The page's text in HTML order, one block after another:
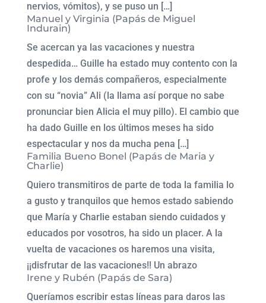
nervios, vómitos), y se puso un […]
Manuel y Virginia (Papás de Miguel
Indurain)
Se acercan ya las vacaciones y nuestra
despedida… Guille ha estado muy contento con la
profe y los demás compañeros, especialmente
con su “novia” Ali (la llama así porque no sabe
pronunciar bien Alicia el muy pillo). El cambio que
ha dado Guille en los últimos meses ha sido
espectacular y nos da mucha pena […]
Familia Bueno Bonel (Papás de Maria y
Charlie)
Quiero transmitiros de parte de toda la familia lo
a gusto y tranquilos que hemos estado sabiendo
que María y Charlie estaban siendo cuidados y
educados por vosotros, ha sido un placer. A la
vuelta de vacaciones os haremos una visita,
¡¡disfrutar de las vacaciones!! Un abrazo
Irene y Rubén (Papás de Sara)
Queríamos escribir estas líneas para daros las